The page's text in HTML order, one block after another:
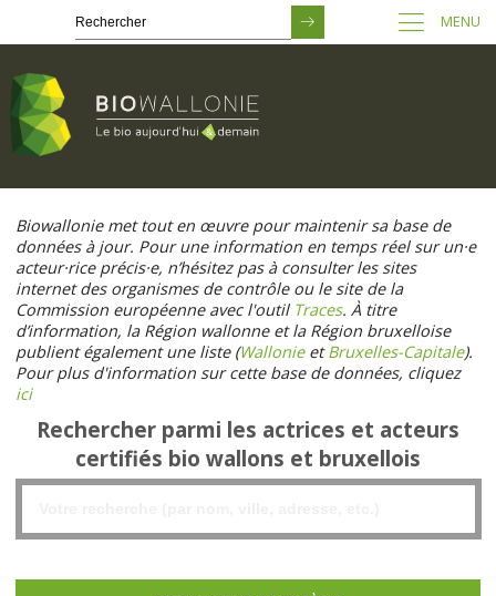
contenu
principal
MENU
Biowallonie met tout en œuvre pour maintenir sa base de
données à jour. Pour une information en temps réel sur un·e
acteur·rice précis·e, n’hésitez pas à consulter les sites
internet des organismes de contrôle ou le site de la
Commission européenne avec l'outil Traces. À titre
d’information, la Région wallonne et la Région bruxelloise
publient également une liste (WallonieetBruxelles-Capitale).
Pour plus d'information sur cette base de données, cliquez
ici
Rechercher parmi les actrices et acteurs
certifiés bio wallons et bruxellois